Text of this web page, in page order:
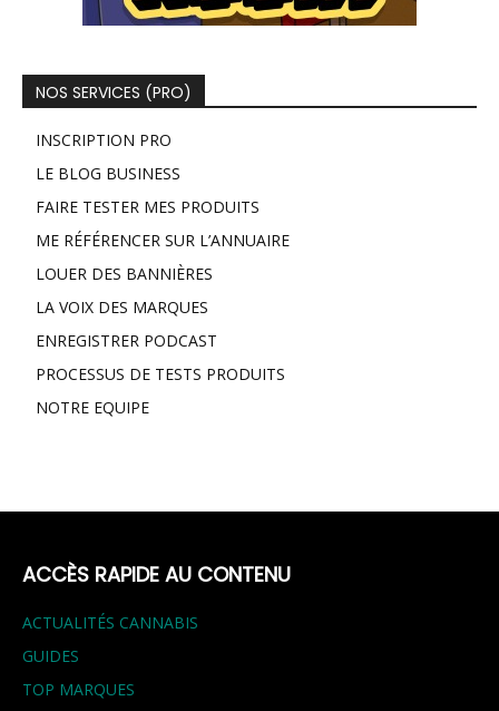
NOS SERVICES (PRO)
INSCRIPTION PRO
LE BLOG BUSINESS
FAIRE TESTER MES PRODUITS
ME RÉFÉRENCER SUR L’ANNUAIRE
LOUER DES BANNIÈRES
LA VOIX DES MARQUES
ENREGISTRER PODCAST
PROCESSUS DE TESTS PRODUITS
NOTRE EQUIPE
ACCÈS RAPIDE AU CONTENU
ACTUALITÉS CANNABIS
GUIDES
TOP MARQUES